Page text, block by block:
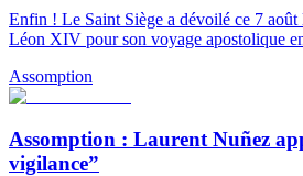
Enfin ! Le Saint Siège a dévoilé ce 7
Léon XIV pour son voyage apostolique
Assomption
Assomption : Laurent Nuñez
vigilance”